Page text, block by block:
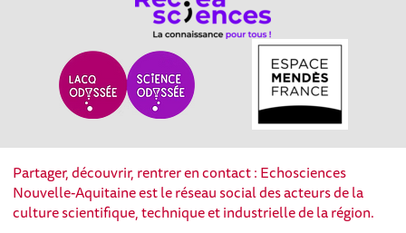
Partager, découvrir, rentrer en contact : Echosciences
Nouvelle-Aquitaine est le réseau social des acteurs de la
culture scientifique, technique et industrielle de la région.